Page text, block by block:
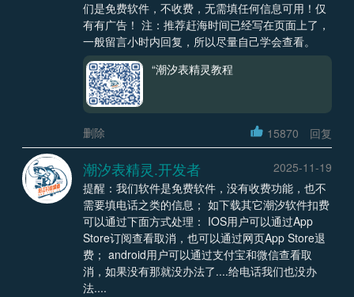
们是免费软件，不收费，无需填任何信息可用！仅
有有广告！ 注：推荐赶海时间已经写在页面上了，
一般留言小时内回复，所以尽量自己学会查看。
“潮汐表精灵教程
删除 15870 回复
潮汐表精灵.开发者
2025-11-19
提醒：我们软件是免费软件，没有收费功能，也不
需要填电话之类的信息； 如下载其它潮汐软件扣费
可以通过下面方式处理： IOS用户可以通过App
Store订阅查看取消，也可以通过网页App Store退
费； android用户可以通过支付宝和微信查看取
消，如果没有那就没办法了....给电话我们也没办
法....